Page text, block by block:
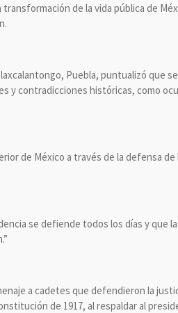
de la vida pública de
Puebla, puntualizó que
y contradicciones históricas, como
de México a través de la defensa de
se defiende todos los días y que
a cadetes que defendieron la
de 1917, al respaldar al